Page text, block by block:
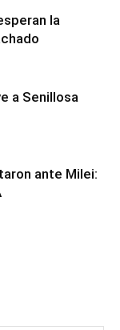
la
a Senillosa
ante Milei: